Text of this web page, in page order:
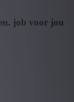
job voor jou